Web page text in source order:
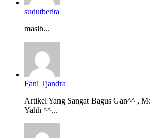
sudutberita
masih...
Fani Tjandra
Artikel Yang Sangat Bagus Gan^^ ,
Yahh ^^...